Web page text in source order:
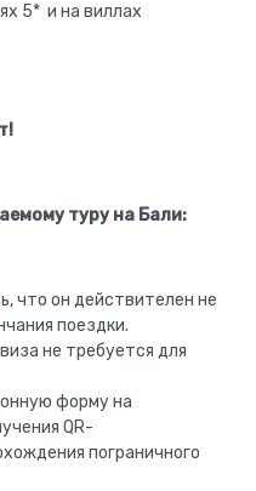
5* и на виллах
туру на Бали:
что он действителен не
поездки.
не требуется для
форму на
QR-
пограничного